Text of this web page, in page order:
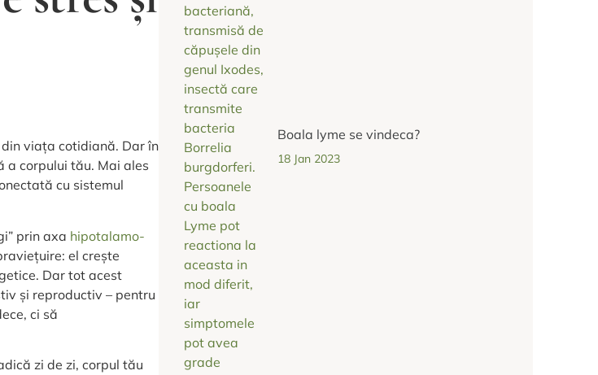
viața cotidiană. Dar în
a corpului tău. Mai ales
cu sistemul
prin axa hipotalamo-
el crește
Dar tot acest
și reproductiv – pentru
ci să
zi de zi, corpul tău
Boala lyme se vindeca?
18 Jan 2023